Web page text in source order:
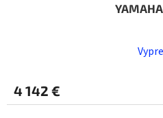
4 142 €